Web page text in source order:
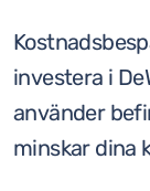
investera i
använder
minskar dina